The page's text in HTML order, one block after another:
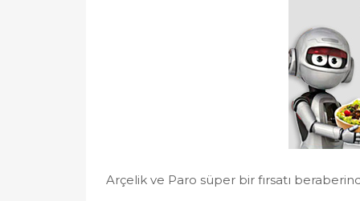
Arçelik ve Paro süper bir fırsatı